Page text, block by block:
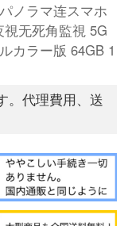
ノラマ连スマホ
无死角監視 5G
カラー版 64GB 1
。代理費用、送